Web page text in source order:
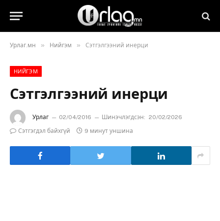
Урлаг.мн » Нийгэм » Сэтгэлгээний инерци
НИЙГЭМ
Сэтгэлгээний инерци
Урлаг 02/04/2016 Шинэчлэгдсэн: 20/02/2026
Сэтгэгдэл байхгүй
9 минут уншина